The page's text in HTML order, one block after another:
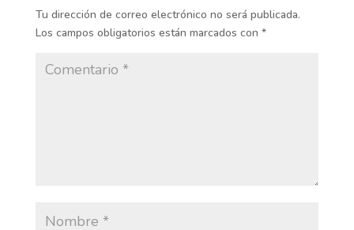
Tu dirección de correo electrónico no será publicada.
Los campos obligatorios están marcados con *